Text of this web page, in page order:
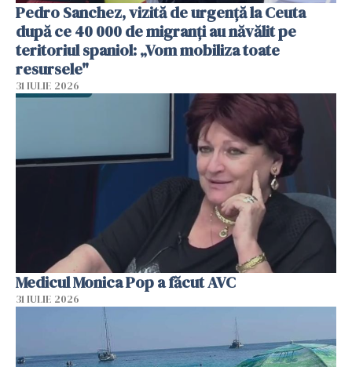
Pedro Sanchez, vizită de urgență la Ceuta
după ce 40 000 de migranți au năvălit pe
teritoriul spaniol: „Vom mobiliza toate
resursele"
31 IULIE 2026
Medicul Monica Pop a făcut AVC
31 IULIE 2026